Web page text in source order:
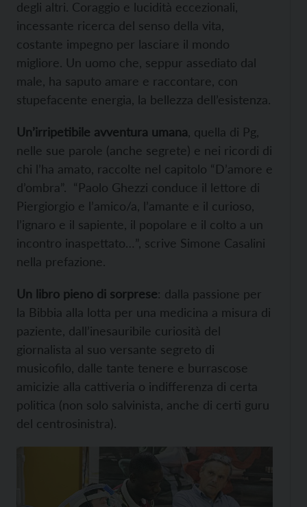
degli altri. Coraggio e lucidità eccezionali,
incessante ricerca del senso della vita,
costante impegno per lasciare il mondo
migliore. Un uomo che, seppur assediato dal
male, ha saputo amare e raccontare, con
stupefacente energia, la bellezza dell’esistenza.
Un’irripetibile avventura umana , quella di Pg,
nelle sue parole (anche segrete) e nei ricordi di
chi l’ha amato, raccolte nel capitolo “D’amore e
d’ombra”. “Paolo Ghezzi conduce il lettore di
Piergiorgio e l’amico/a, l’amante e il curioso,
l’ignaro e il sapiente, il popolare e il colto a un
incontro inaspettato…”, scrive Simone Casalini
nella prefazione.
Un libro pieno di sorprese: dalla passione per
la Bibbia alla lotta per una medicina a misura di
paziente, dall’inesauribile curiosità del
giornalista al suo versante segreto di
musicofilo, dalle tante tenere e burrascose
amicizie alla cattiveria o indifferenza di certa
politica (non solo salvinista, anche di certi guru
del centrosinistra).